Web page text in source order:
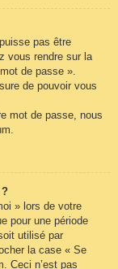
pas être
vous rendre sur la
de passe ».
de pouvoir vous
mot de passe, nous
?
» lors de votre
pour une période
utilisé par
la case « Se
Ceci n’est pas